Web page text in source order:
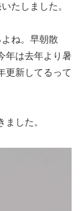
たしました。
ね。早朝散
年は去年より暑
更新してるって
した。